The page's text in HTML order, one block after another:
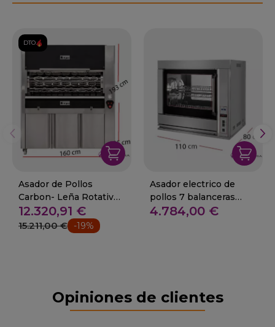
DTO.
Asador de Pollos
Carbon- Leña Rotativo
36-42 Pollos
12.320,91 €
15.211,00 € -19%
Asador electrico de
pollos 7 balanceras
35/42
4.784,00 €
Opiniones de clientes